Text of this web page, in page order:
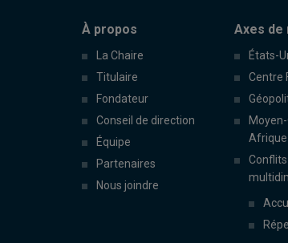
À propos
La Chaire
Titulaire
Fondateur
Conseil de direction
Équipe
Partenaires
Nous joindre
Axes de
États-
Centre
Afrique
Conflits